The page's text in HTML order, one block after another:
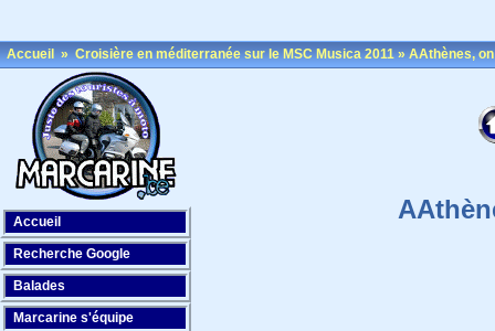
Accueil»Croisière en méditerranée sur le MSC Musica 2011»AAthènes,
Accueil
Recherche Google
Balades
Marcarine s'équipe